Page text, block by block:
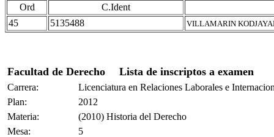
Ord
C.Ident
45
5135488 VILLAMARIN
Facultad de Derecho Lista de inscriptos a examen
Carrera:
Licenciatura en Relaciones Laborales e
Plan:
2012
Materia:
(2010) Historia del Derecho
Mesa:
5